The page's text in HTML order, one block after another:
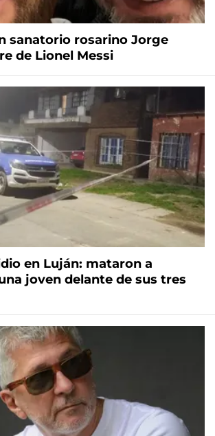
sanatorio rosarino Jorge
de Lionel Messi
en Luján: mataron a
joven delante de sus tres